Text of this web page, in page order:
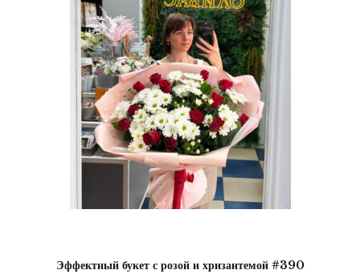
Эффектный букет с розой и хризантемой #390